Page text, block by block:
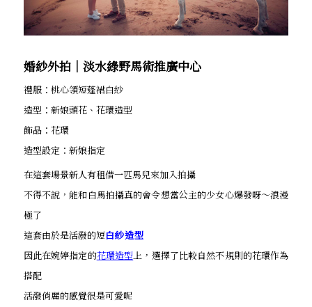
婚紗外拍│淡水綠野馬術推廣中心
禮服：桃心領短蓬裙白紗
造型：新娘頭花、花環造型
飾品：花環
造型設定：新娘指定
在這套場景新人有租借一匹馬兒來加入拍攝
不得不說，能和白馬拍攝真的會令想當公主的少女心爆發呀～浪漫
極了
這套由於是活潑的短白紗造型
因此在婉婷指定的花環造型上，選擇了比較自然不規則的花環作為
搭配
活潑俏麗的感覺很是可愛呢